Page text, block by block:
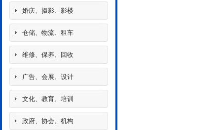
婚庆、摄影、影楼
仓储、物流、租车
维修、保养、回收
广告、会展、设计
文化、教育、培训
政府、协会、机构